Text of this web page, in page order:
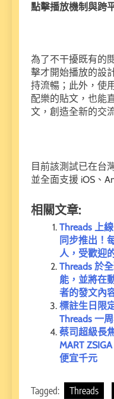
點擊播放機制與跨
為了不干擾既有的
擊才開始播放的設
持流暢；此外，使
配樂的貼文，也能
文，創造全新的交
目前該測試已在台
並全面支援 iOS、
相關文章:
Threads 上
同步推出！
人，受歡迎
Threads 於
能，並將在
者的發文內
標註生日限
Threads 一
蔡司超級長
MART
便宜千元
Tagged: Threads